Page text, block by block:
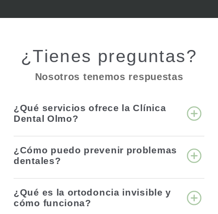
¿Tienes preguntas?
Nosotros tenemos respuestas
¿Qué servicios ofrece la Clínica
Dental Olmo?
¿Cómo puedo prevenir problemas
dentales?
¿Qué es la ortodoncia invisible y
cómo funciona?